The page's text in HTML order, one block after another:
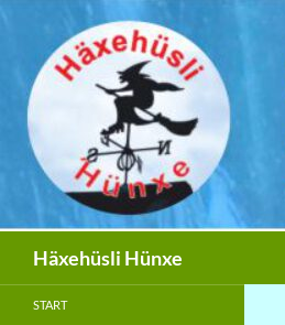
springen
Häxehüsli Hünxe
START